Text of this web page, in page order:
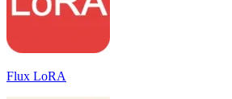
Flux LoRA